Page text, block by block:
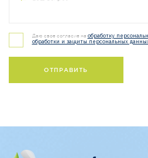
Даю свое согласие на обработку
обработки и защиты персональных